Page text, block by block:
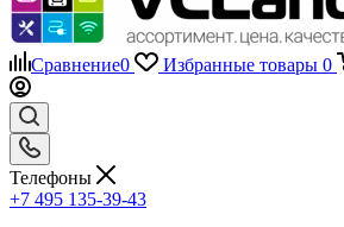
Сравнение0 Избранные товары 0
Телефоны
+7 495 135-39-43